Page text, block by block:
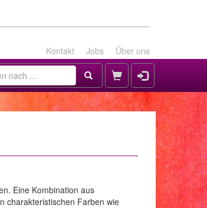
Kontakt Jobs Über uns
Eine Kombination aus
charakteristischen Farben wie